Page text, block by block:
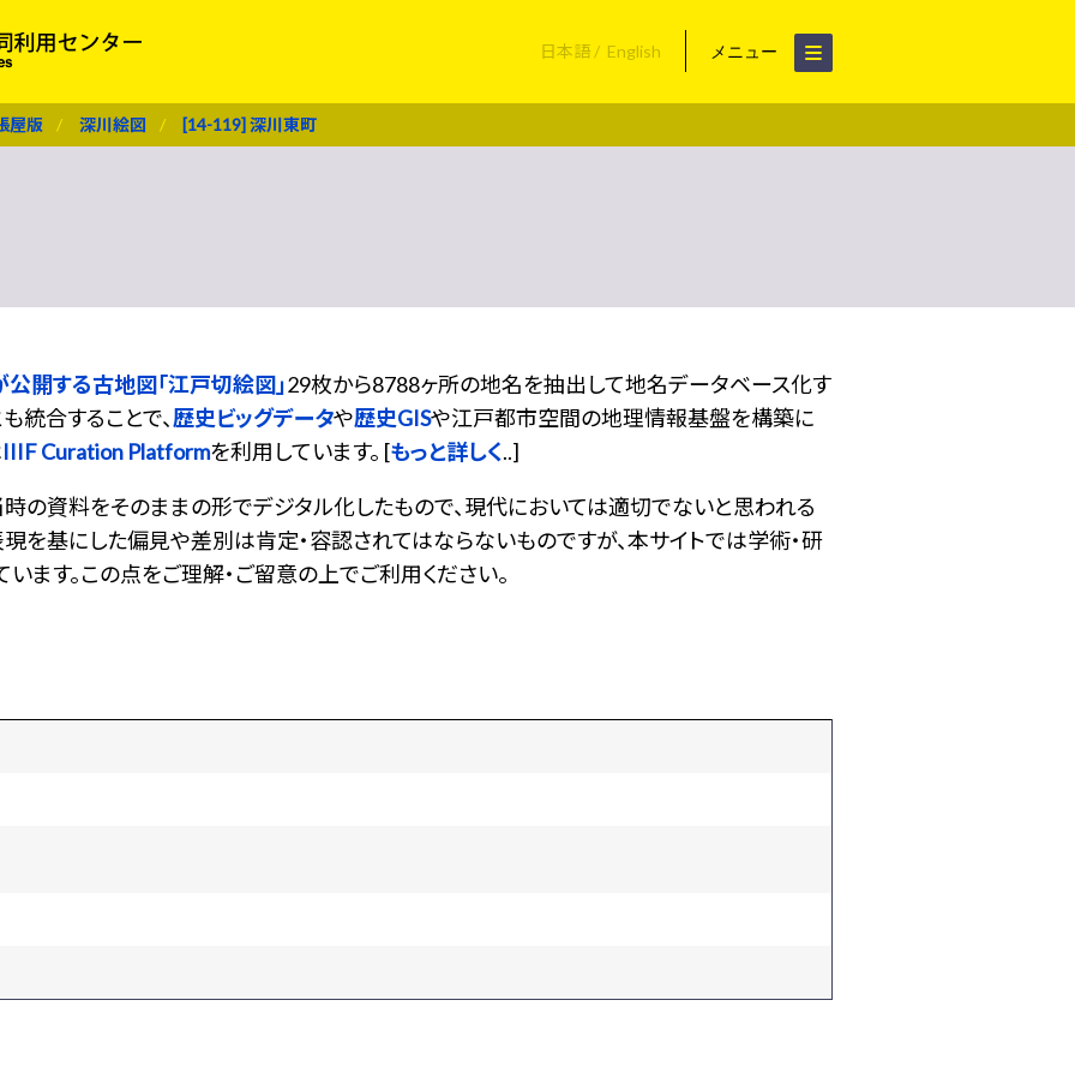
日本語 English メニュー
屋版 深川絵図 [14-119] 深川東町
開する古地図「江戸切絵図」29枚から8788ヶ所の地名を抽出して地名データベース化す
統合することで、歴史ビッグデータや歴史GISや江戸都市空間の地理情報基盤を構築に
IIIF Curation Platformを利用しています。 [もっと詳しく..]
の資料をそのままの形でデジタル化したもので、現代においては適切でないと思われる
を基にした偏見や差別は肯定・容認されてはならないものですが、本サイトでは学術・研
ます。この点をご理解・ご留意の上でご利用ください。